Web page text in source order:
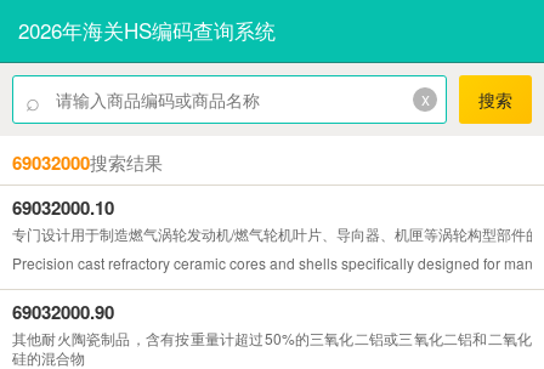
2026年海关HS编码查询系统
⌕ x 搜索
69032000搜索结果
69032000.10
专门设计用于制造燃气涡轮发动机/燃气轮机叶片、导向器、机匣等涡轮构型部件
Precision cast refractory ceramic cores and shells specifically designed for
69032000.90
其他耐火陶瓷制品，含有按重量计超过50%的三氧化二铝或三氧化二铝和二氧化
硅的混合物